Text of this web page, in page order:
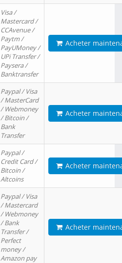
Visa /
Mastercard /
CCAvenue /
Paytm /
PayUMoney /
UPi Transfer /
Paysera /
Banktransfer
Acheter
Paypal / Visa
/ MasterCard
/ Webmoney
/ Bitcoin /
Bank
Transfer
Acheter
Paypal /
Credit Card /
Bitcoin /
Altcoins
Acheter
Paypal / Visa
/ Mastercard
/ Webmoney
/ Bank
Transfer /
Perfect
money /
Amazon pay
Acheter